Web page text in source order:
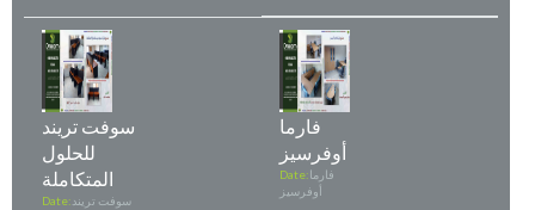
سوفت تريند
للحلول
المتكاملة
Date: سوفت تريند
فارما
أوفرسيز
Date:فارما
أوفرسيز